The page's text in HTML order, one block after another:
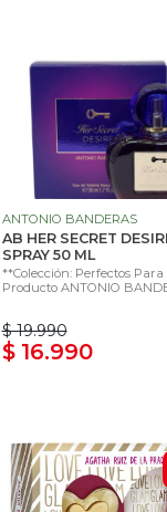
ANTONIO BANDERAS
AB HER SECRET
SPRAY 50 ML
**Colección: Perfectos Para
Producto ANTONIO
$ 19.990
$ 16.990